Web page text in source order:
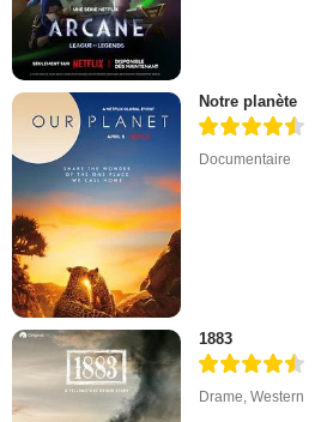
Notre planète
Documentaire
1883
Drame,Western